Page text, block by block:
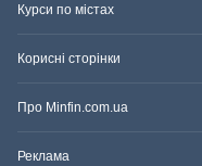
Курси по містах
Корисні сторінки
Про Minfin.com.ua
Реклама